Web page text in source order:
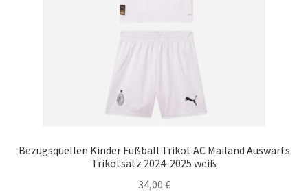
Bezugsquellen Kinder Fußball Trikot AC Mailand Auswärts
Trikotsatz 2024-2025 weiß
34,00 €